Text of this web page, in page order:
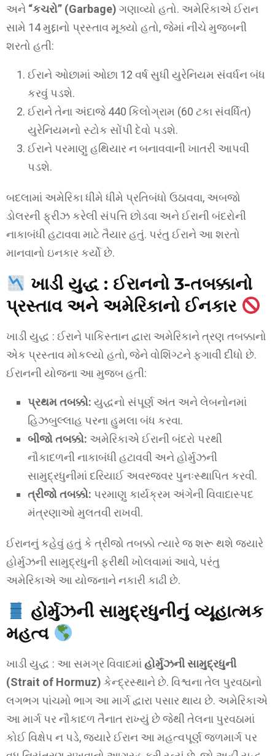
અને “કચરો” (Garbage) ગણાવ્યો હતો. અમેરિકાએ ઈરાન
સામે 14 મુદ્દાનો પ્રસ્તાવ મૂક્યો હતો, જેમાં નીચે મુજબની
શરતો હતી:
ઈરાને ઓછામાં ઓછા 12 વર્ષ સુધી યુરેનિયમ સંવર્ધન બંધ
કરવું પડશે.
ઈરાને તેના અંદાજે 440 કિલોગ્રામ (60 ટકા સંવર્ધિત)
યુરેનિયમનો સ્ટોક સોંપી દેવો પડશે.
ઈરાને પરમાણુ હથિયાર ન બનાવવાની ખાતરી આપવી
પડશે.
બદલામાં અમેરિકા ધીમે ધીમે પ્રતિબંધો ઉઠાવવા, અબજો
ડોલરની ફ્રીઝ કરેલી સંપત્તિ છોડવા અને ઈરાની બંદરોની
નાકાબંધી હટાવવા માટે તૈયાર હતું. પરંતુ ઈરાને આ શરતો
માનવાનો ઇનકાર કર્યો છે.
ખાડી યુદ્ધ : ઈરાનનો 3-તબક્કાનો
પ્રસ્તાવ અને અમેરિકાનો ઈનકાર
ખાડી યુદ્ધ : ઈરાને પાકિસ્તાન દ્વારા અમેરિકાને ત્રણ તબક્કાનો
એક પ્રસ્તાવ મોકલ્યો હતો, જેને વોશિંગ્ટને ફગાવી દીધો છે.
ઈરાનની યોજના આ મુજબ હતી:
પ્રથમ તબક્કો: યુદ્ધનો સંપૂર્ણ અંત અને લેબનોનમાં
હિઝબુલ્લાહ પરના હુમલા બંધ કરવા.
બીજો તબક્કો: અમેરિકાએ ઈરાની બંદરો પરથી
નૌકાદળની નાકાબંધી હટાવવી અને હોર્મુઝની
સામુદ્રધુનીમાં દરિયાઈ અવરજવર પુનઃસ્થાપિત કરવી.
ત્રીજો તબક્કો: પરમાણુ કાર્યક્રમ અંગેની વિવાદાસ્પદ
મંત્રણાઓ મુલતવી રાખવી.
ઈરાનનું કહેવું હતું કે ત્રીજો તબક્કો ત્યારે જ શરૂ થશે જ્યારે
હોર્મુઝની સામુદ્રધુની ફરીથી ખોલવામાં આવે, પરંતુ
અમેરિકાએ આ યોજનાને નકારી કાઢી છે.
હોર્મુઝની સામુદ્રધુનીનું વ્યૂહાત્મક
મહત્વ
ખાડી યુદ્ધ : આ સમગ્ર વિવાદમાંહોર્મુઝની સામુદ્રધુની
(Strait of Hormuz) કેન્દ્રસ્થાને છે. વિશ્વના તેલ પુરવઠાનો
લગભગ પાંચમો ભાગ આ માર્ગ દ્વારા પસાર થાય છે. અમેરિકાએ
આ માર્ગ પર નૌકાદળ તૈનાત રાખ્યું છે જેથી તેલના પુરવઠામાં
કોઈ વિક્ષેપ ન પડે, જ્યારે ઈરાન આ મહત્વપૂર્ણ જળમાર્ગ પર